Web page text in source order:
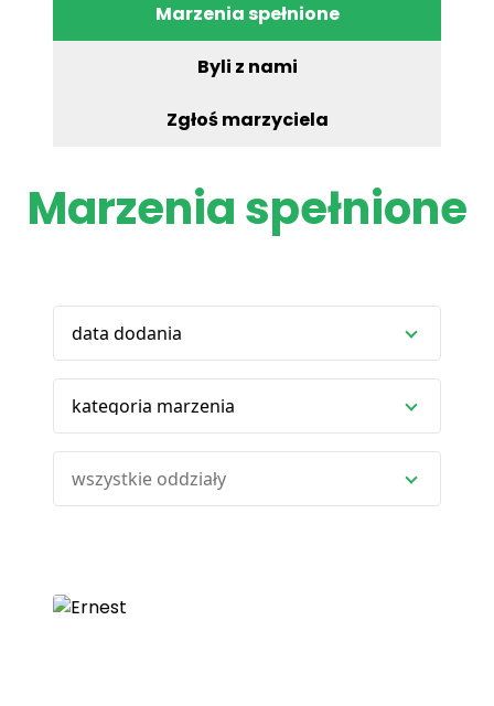
Marzenia spełnione
Byli z nami
Zgłoś marzyciela
Marzenia spełnione
data dodania
kategoria marzenia
wszystkie oddziały